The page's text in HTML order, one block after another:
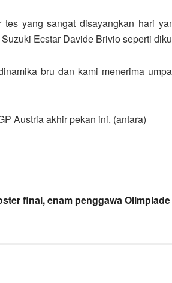
tes yang sangat disayangkan hari
Ecstar Davide Brivio seperti
bru dan kami menerima
Austria akhir pekan ini. (antara)
final, enam penggawa